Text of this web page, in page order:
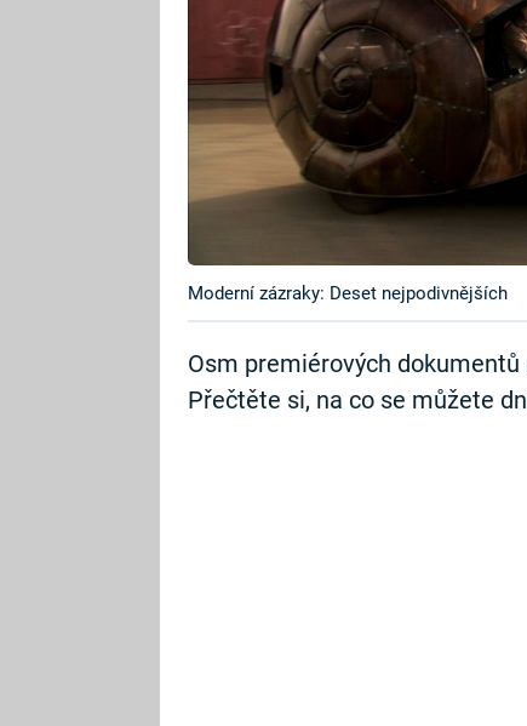
Moderní zázraky: Deset nejpodivnějších
Osm premiérových
Přečtěte si, na co se můžete